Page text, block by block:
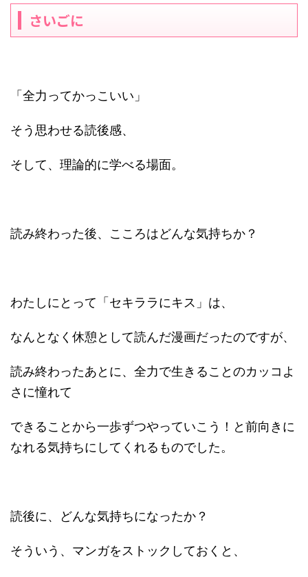
さいごに
「全力ってかっこいい」
そう思わせる読後感、
そして、理論的に学べる場面。
読み終わった後、こころはどんな気持ちか？
わたしにとって「セキララにキス」は、
なんとなく休憩として読んだ漫画だったのですが、
読み終わったあとに、全力で生きることのカッコよ
さに憧れて
できることから一歩ずつやっていこう！と前向きに
なれる気持ちにしてくれるものでした。
読後に、どんな気持ちになったか？
そういう、マンガをストックしておくと、